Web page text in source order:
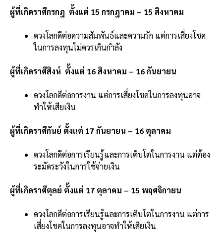
ผู้ที่เกิดราศีกรกฎ ตั้งแต่ 15 กรกฎาคม – 15 สิงหาคม
ดวงโลกดีต่อความสัมพันธ์และความรัก แต่การเสี่ยงโชค
ในการลงทุนไม่ควรเกินกำลัง
ผู้ที่เกิดราศีสิงห์ ตั้งแต่ 16 สิงหาคม – 16 กันยายน
ดวงโลกดีต่อการงาน แต่การเสี่ยงโชคในการลงทุนอาจ
ทำให้เสียเงิน
ผู้ที่เกิดราศีกันย์ ตั้งแต่ 17 กันยายน – 16 ตุลาคม
ดวงโลกดีต่อการเรียนรู้และการเติบโตในการงาน แต่ต้อง
ระมัดระวังในการใช้จ่ายเงิน
ผู้ที่เกิดราศีตุลย์ ตั้งแต่ 17 ตุลาคม – 15 พฤศจิกายน
ดวงโลกดีต่อการเรียนรู้และการเติบโตในการงาน แต่การ
เสี่ยงโชคในการลงทุนอาจทำให้เสียเงิน